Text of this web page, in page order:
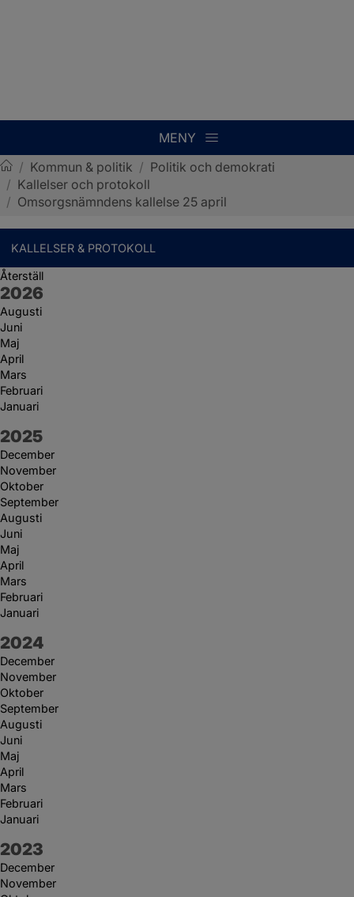
MENY
Sotenäs kommun
/ Kommun & politik / Politik och demokrati
/ Kallelser och protokoll
/ Omsorgsnämndens kallelse 25 april
KALLELSER & PROTOKOLL
Återställ
År:
2026
Augusti
Juni
Maj
April
Mars
Februari
Januari
År:
2025
December
November
Oktober
September
Augusti
Juni
Maj
April
Mars
Februari
Januari
År:
2024
December
November
Oktober
September
Augusti
Juni
Maj
April
Mars
Februari
Januari
År:
2023
December
November